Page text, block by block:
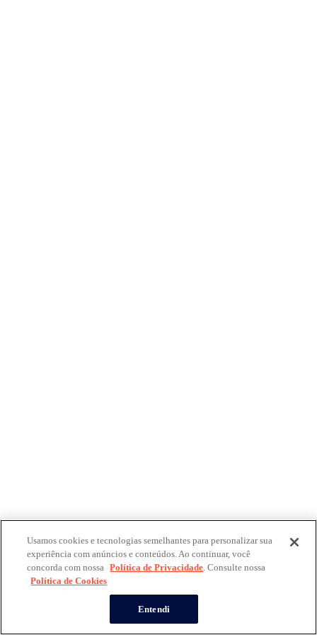
Usamos cookies e tecnologias semelhantes para personalizar sua
experiência com anúncios e conteúdos. Ao continuar, você
concorda com nossa Política de Privacidade. Consulte nossa
Política de Cookies
Entendi